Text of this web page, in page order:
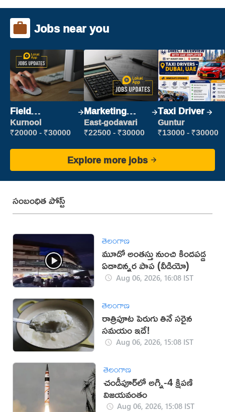
Jobs near you
Field
Marketing
Executive
Kurnool
₹20000 - ₹30000
Marketing
Executive
East-godavari
₹22500 - ₹30000
Taxi Driver
Guntur
₹13000 - ₹30000
Explore more jobs
సంబంధిత పోస్ట్
తెలంగాణ
మూడో అంతస్తు నుంచి కిందపడ్డ
ఏడాదిన్నర పాప (వీడియో)
Aug 06, 2026, 16:08 IST
తెలంగాణ
రాత్రిపూట పెరుగు తినే సరైన
సమయం ఇదే!
Aug 06, 2026, 15:08 IST
తెలంగాణ
చండీపూర్‌లో అగ్ని-4 క్షిపణి
విజయవంతం
Aug 06, 2026, 15:08 IST